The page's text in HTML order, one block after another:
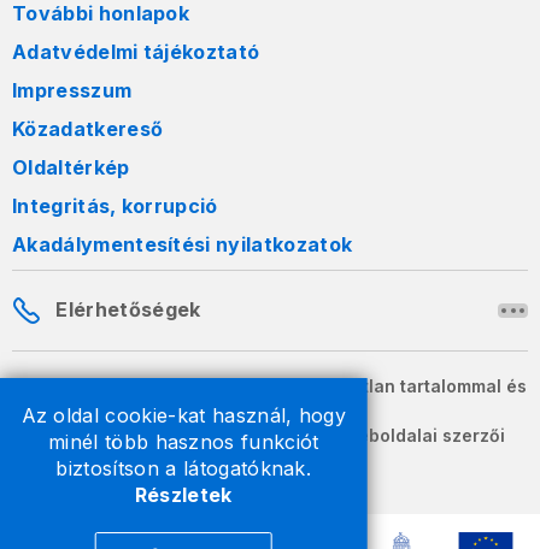
Az oldal cookie-kat használ, hogy
minél több hasznos funkciót
biztosítson a látogatóknak.
Részletek
További honlapok
Adatvédelmi tájékoztató
Impresszum
Közadatkereső
Oldaltérkép
Integritás, korrupció
Akadálymentesítési nyilatkozatok
Elérhetőségek
A honlapon szereplő információk változatlan tartalommal és
formában szabadon terjeszthetők.
2026 © A Nemzeti Adó- és Vámhivatal weboldalai szerzői
jogvédelem alatt állnak.